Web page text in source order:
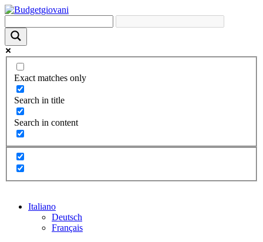
Exact matches only
Search in title
Search in content
Italiano
Deutsch
Français